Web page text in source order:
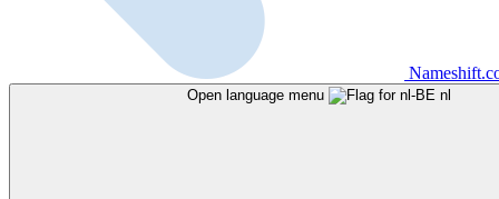
Open language menu nl